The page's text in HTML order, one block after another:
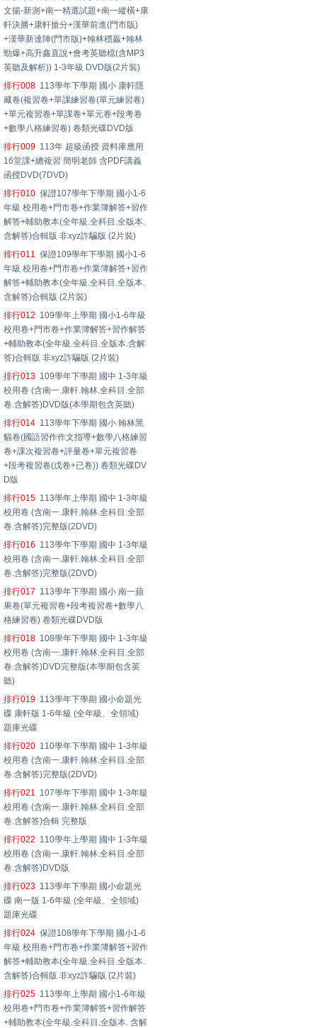
文揚-新測+南一精選試題+南一縱橫+康
軒決勝+康軒搶分+漢華前進(門市版)
+漢華新達陣(門市版)+翰林穩贏+翰林
勁爆+高升鑫直說+會考英聽檔(含MP3
英聽及解析)) 1-3年級 DVD版(2片裝)
排行008 113學年下學期 國小 康軒隱
藏卷(複習卷+單課練習卷(單元練習卷)
+單元複習卷+單課卷+單元卷+段考卷
+數學八格練習卷) 卷類光碟DVD版
排行009 113年 超級函授 資料庫應用
16堂課+總複習 簡明老師 含PDF講義
函授DVD(7DVD)
排行010 保證107學年下學期 國小1-6
年級 校用卷+門市卷+作業簿解答+習作
解答+輔助教本(全年級.全科目.全版本.
含解答)合輯版 非xyz詐騙版 (2片裝)
排行011 保證109學年下學期 國小1-6
年級 校用卷+門市卷+作業簿解答+習作
解答+輔助教本(全年級.全科目.全版本.
含解答)合輯版 (2片裝)
排行012 109學年上學期 國小1-6年級
校用卷+門市卷+作業簿解答+習作解答
+輔助教本(全年級.全科目.全版本.含解
答)合輯版 非xyz詐騙版 (2片裝)
排行013 109學年下學期 國中 1-3年級
校用卷 (含南一.康軒.翰林.全科目.全部
卷.含解答)DVD版(本學期包含英聽)
排行014 113學年下學期 國小 翰林黑
貓卷(國語習作作文指導+數學八格練習
卷+課次複習卷+評量卷+單元複習卷
+段考複習卷(戊卷+已卷)) 卷類光碟DV
D版
排行015 113學年上學期 國中 1-3年級
校用卷 (含南一.康軒.翰林.全科目.全部
卷.含解答)完整版(2DVD)
排行016 113學年下學期 國中 1-3年級
校用卷 (含南一.康軒.翰林.全科目.全部
卷.含解答)完整版(2DVD)
排行017 113學年下學期 國小 南一蘋
果卷(單元複習卷+段考複習卷+數學八
格練習卷) 卷類光碟DVD版
排行018 108學年下學期 國中 1-3年級
校用卷 (含南一.康軒.翰林.全科目.全部
卷.含解答)DVD完整版(本學期包含英
聽)
排行019 113學年下學期 國小命題光
碟 康軒版 1-6年級 (全年級、全領域)
題庫光碟
排行020 110學年下學期 國中 1-3年級
校用卷 (含南一.康軒.翰林.全科目.全部
卷.含解答)完整版(2DVD)
排行021 107學年下學期 國中 1-3年級
校用卷 (含南一.康軒.翰林.全科目.全部
卷.含解答)合輯 完整版
排行022 110學年上學期 國中 1-3年級
校用卷 (含南一.康軒.翰林.全科目.全部
卷.含解答)DVD版
排行023 113學年下學期 國小命題光
碟 南一版 1-6年級 (全年級、全領域)
題庫光碟
排行024 保證108學年下學期 國小1-6
年級 校用卷+門市卷+作業簿解答+習作
解答+輔助教本(全年級.全科目.全版本.
含解答)合輯版 非xyz詐騙版 (2片裝)
排行025 113學年上學期 國小1-6年級
校用卷+門市卷+作業簿解答+習作解答
+輔助教本(全年級.全科目.全版本. 含解